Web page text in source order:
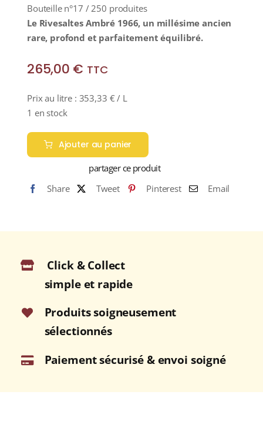
Bouteille n°17 / 250 produites
Le Rivesaltes Ambré 1966, un millésime ancien
rare, profond et parfaitement équilibré.
265,00 € TTC
Prix au litre : 353,33 € / L
1 en stock
Ajouter au panier
partager ce produit
Share
Tweet Pinterest Email
Click & Collect
simple et rapide
Produits soigneusement
sélectionnés
Paiement sécurisé & envoi soigné